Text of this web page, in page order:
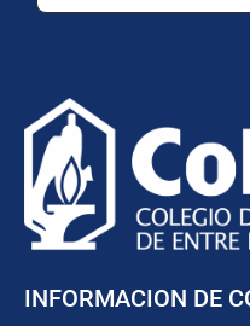
INFORMACION DE